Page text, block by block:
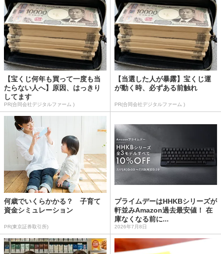
【宝くじ何年も買って一度も当
たらない人へ】原因、はっきり
してます
PR(合同会社デジタルファーム )
【当選した人が暴露】宝くじ運
が動く時、必ずある前触れ
PR(合同会社デジタルファーム )
何歳でいくらかかる？ 子育て
資金シミュレーション
PR(東京証券取引所)
プライムデーはHHKBシリーズが
軒並みAmazon過去最安値！ 在
庫なくなる前に...
2026年7月8日